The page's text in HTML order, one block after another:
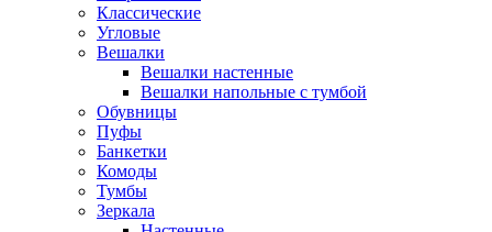
Классические
Угловые
Вешалки
Вешалки настенные
Вешалки напольные с тумбой
Обувницы
Пуфы
Банкетки
Комоды
Тумбы
Зеркала